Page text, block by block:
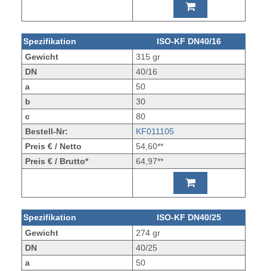
Spezifikation
ISO-KF DN40/16
Gewicht
315 gr
DN
40/16
a
50
b
30
c
80
Bestell-Nr:
KF011105
Preis € / Netto
54,60**
Preis € / Brutto*
64,97**
Spezifikation
ISO-KF DN40/25
Gewicht
274 gr
DN
40/25
a
50